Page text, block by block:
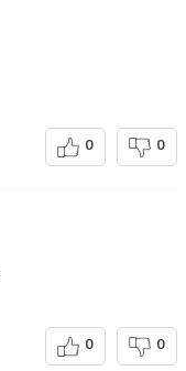
0 0
0 0